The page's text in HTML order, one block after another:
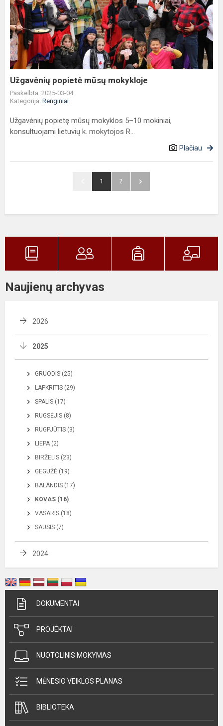
popietė
mūsų
mokykloje
Užgavėnių popietė mūsų mokykloje
Paskelbta: 2025-03-04
Kategorija: Renginiai
Užgavėnių popietę mūsų mokyklos 5–10 mokiniai,
konsultuojami lietuvių k. mokytojos R...
Plačiau
1 2
Naujienų archyvas
2026
2025
GRUODIS (25)
LAPKRITIS (29)
SPALIS (17)
RUGSĖJIS (8)
RUGPJŪTIS (3)
LIEPA (2)
BIRŽELIS (23)
GEGUŽĖ (19)
BALANDIS (17)
KOVAS (16)
VASARIS (18)
SAUSIS (7)
2024
DOKUMENTAI
PROJEKTAI
NUOTOLINIS MOKYMAS
MĖNESIO VEIKLOS PLANAS
BIBLIOTEKA